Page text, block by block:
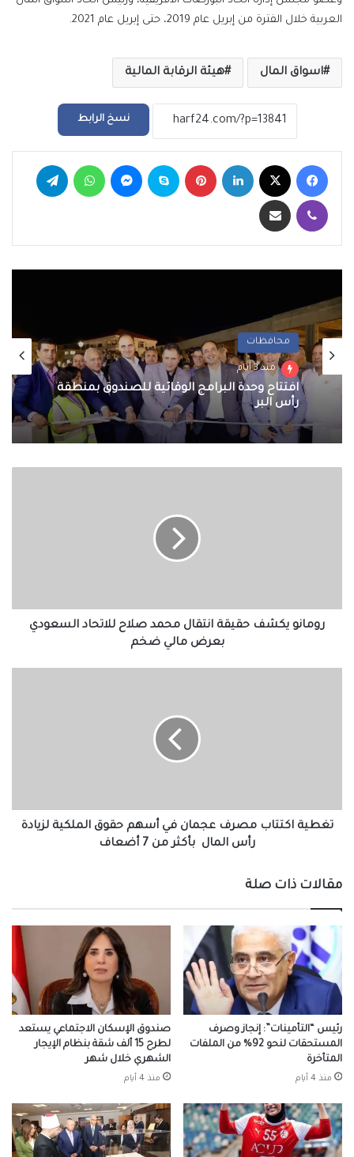
العربية خلال الفترة من إبريل عام 2019، حتى إبريل عام 2021.
اسواق المال هيئة الرقابة المالية
نسخ الرابط
فيسبوك لينكدإن بينتيريست سكايب ماسنجر واتساب
ڤايبر مشاركة عبر البريد
محافظات
منذ 3 أيام
افتتاح وحدة البرامج الوقائية للصندوق بمنطقة
رأس البر
بعرض
ماليرومانو يكشف حقيقة انتقال محمد صلاح للاتحاد السعودي
بعرض مالي ضخم
لزيادة
رأس
7
أضعاف
تغطية اكتتاب مصرف عجمان في أسهم حقوق الملكية لزيادة
رأس المال بأكثر من 7 أضعاف
مقالات ذات صلة
رئيس “التأمينات”: إنجاز وصرف
المستحقات لنحو 92% من الملفات
المتأخرة
منذ 4 أيام
صندوق الإسكان الاجتماعي يستعد
لطرح 15 ألف شقة بنظام الإيجار
الشهري خلال شهر
منذ 4 أيام